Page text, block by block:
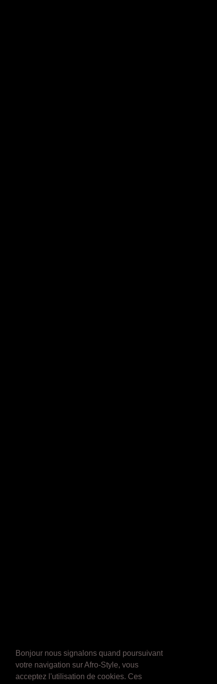
Bonjour nous signalons quand poursuivant
votre navigation sur Afro-Style, vous
acceptez l'utilisation de cookies. Ces